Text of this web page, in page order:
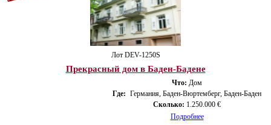
Лот DEV-1250S
Прекрасный дом в Баден-Бадене
Что: Дом
Где: Германия, Баден-Вюртемберг, Баден-Баден
Сколько: 1.250.000 €
Подробнее